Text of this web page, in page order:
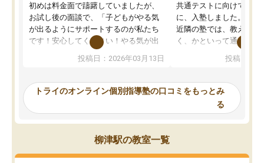
初めは料金面で躊躇していましたが、
お試し後の面談で、「子どもがやる気
が出るようにサポートするのが私たち
です！安心してください！やる気が出
ないのは私たち講師の責任です」と言
ってくださり、確かに！と考えて、思
ったんですが、学生の先生から学ぶこ
み、徐々に成績が上がったらいいなと
思っていました。何が今足りないのか
を的確に指導いただき、子どももびっ
くりするほど楽しんでやる気を持って
塾を受けています。狙い通り、少しず
投稿日：2026年03月13日
共通テストに向けての追
に、入塾しました。田舎
近隣の塾では、教えても
く、かといって通うには
可能なので本当に助か
らないところをピンポイ
頂いて、とてもわかり
していました。一生を
スト、多少お金がかかっ
投稿日：
トライのオンライン個別指導塾の口コミをもっとみ
る
柳津駅の教室一覧